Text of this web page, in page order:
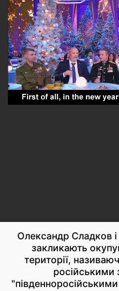
Олександр Сладков
закликають
території,
російськими